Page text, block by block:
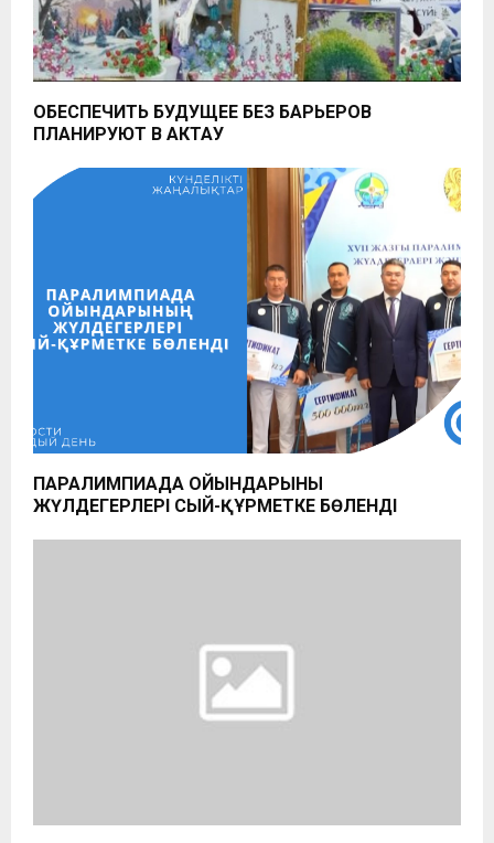
ОБЕСПЕЧИТЬ БУДУЩЕЕ БЕЗ БАРЬЕРОВ
ПЛАНИРУЮТ В АКТАУ
ПАРАЛИМПИАДА ОЙЫНДАРЫНЫҢ
ЖҮЛДЕГЕРЛЕРІ СЫЙ-ҚҰРМЕТКЕ БӨЛЕНДІ